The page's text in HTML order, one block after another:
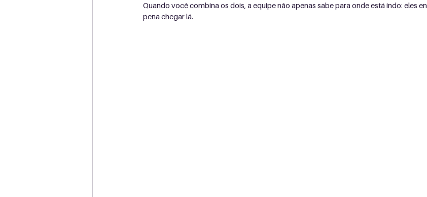
Quando você combina os dois, a equipe não apenas sabe para onde está indo: eles
pena chegar lá.